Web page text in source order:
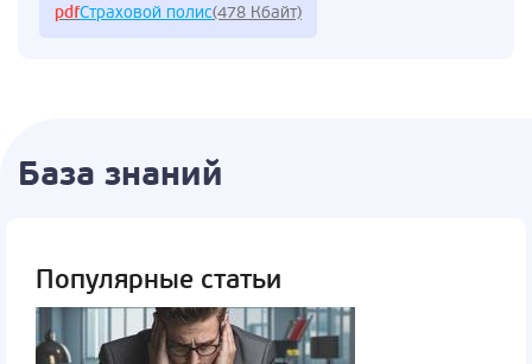
pdfСтраховой полис(478 Кбайт)
База знаний
Популярные статьи